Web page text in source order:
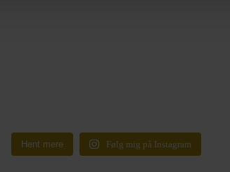
Hent mere Følg mig på Instagram